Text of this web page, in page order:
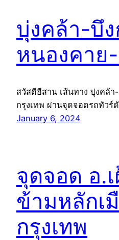
บุ่งคล้า-บึ
หนองคาย-
สวัสดีอีสาน เส้นทาง บุ่งคล้
กรุงเทพ ผ่านจุดจอดรถทัวร์
January 6, 2024
จุดจอด อ.
ข้ามหลักเ
กรุงเทพ